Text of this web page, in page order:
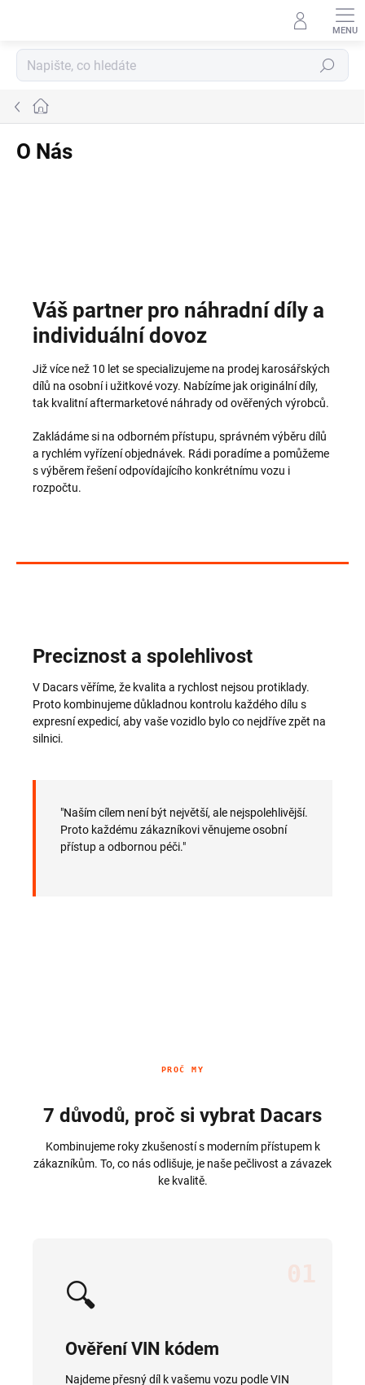
Hledat
Domů
O Nás
Váš partner pro náhradní díly a
individuální dovoz
Již více než 10 let se specializujeme na prodej karosářských
dílů na osobní i užitkové vozy. Nabízíme jak originální díly,
tak kvalitní aftermarketové náhrady od ověřených výrobců.
Zakládáme si na odborném přístupu, správném výběru dílů
a rychlém vyřízení objednávek. Rádi poradíme a pomůžeme
s výběrem řešení odpovídajícího konkrétnímu vozu i
rozpočtu.
Preciznost a spolehlivost
V Dacars věříme, že kvalita a rychlost nejsou protiklady.
Proto kombinujeme důkladnou kontrolu každého dílu s
expresní expedicí, aby vaše vozidlo bylo co nejdříve zpět na
silnici.
"Naším cílem není být největší, ale nejspolehlivější.
Proto každému zákazníkovi věnujeme osobní
přístup a odbornou péči."
PROČ MY
7 důvodů, proč si vybrat Dacars
Kombinujeme roky zkušeností s moderním přístupem k
zákazníkům. To, co nás odlišuje, je naše pečlivost a závazek
ke kvalitě.
01
🔍
Ověření VIN kódem
Najdeme přesný díl k vašemu vozu podle VIN